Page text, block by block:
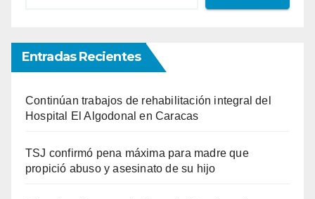
Entradas Recientes
Continúan trabajos de rehabilitación integral del
Hospital El Algodonal en Caracas
TSJ confirmó pena máxima para madre que
propició abuso y asesinato de su hijo